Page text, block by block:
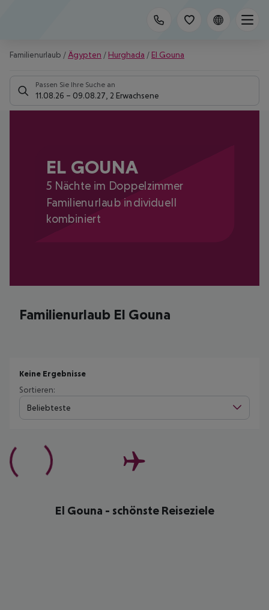
Familienurlaub / Ägypten / Hurghada / El Gouna
Passen Sie Ihre Suche an
11.08.26 – 09.08.27 2 Erwachsene
EL GOUNA
5 Nächte im Doppelzimmer
Familienurlaub individuell
kombiniert
Familienurlaub El Gouna
Keine Ergebnisse
Sortieren:
Beliebteste
El Gouna - schönste Reiseziele